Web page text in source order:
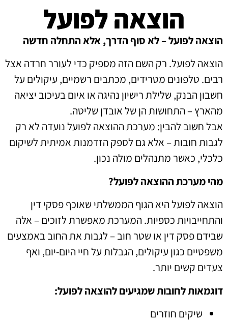
הוצאה לפועל
הוצאה לפועל – לא סוף הדרך, אלא התחלה חדשה
הוצאה לפועל. רק השם הזה מספיק כדי לעורר חרדה אצל
רבים. טלפונים מטרידים, מכתבים רשמיים, עיקולים על
חשבון הבנק, שלילת רישיון נהיגה או איום בעיכוב יציאה
מהארץ – התחושות הן של אובדן שליטה.
אבל חשוב להבין: מערכת ההוצאה לפועל נועדה לא רק
לגבות חובות – אלא גם לספק הזדמנות אמיתית לשיקום
כלכלי, כאשר מתנהלים מולה נכון.
מהי מערכת ההוצאה לפועל?
הוצאה לפועל היא הגוף הממשלתי שאוכף פסקי דין
והתחייבויות כספיות. המערכת מאפשרת לזוכים – אלה
שבידם פסק דין או שטר חוב – לגבות את החוב באמצעים
משפטיים כגון עיקולים, הגבלות על חיי היום-יום, ואף
צעדים קשים יותר.
דוגמאות לחובות שמגיעים להוצאה לפועל:
שיקים חוזרים